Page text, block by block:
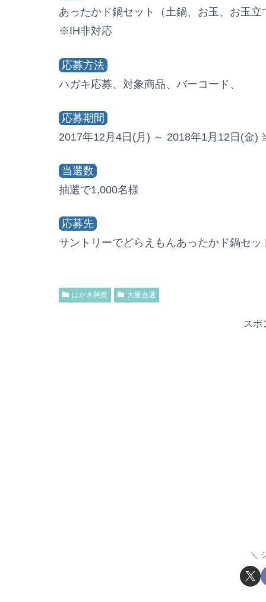
あったかド鍋セット（土鍋、お玉、お玉立
※IH非対応
応募方法
ハガキ応募、対象商品、バーコード、
応募期間
2017年12月4日(月) ～ 2018年1月12日(金)
当選数
抽選で1,000名様
応募先
サントリーでどらえもんあったかド鍋セ
はがき懸賞 大量当選
スポ